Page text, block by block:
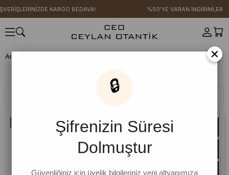
KARGO BEDAVA! %50'YE VARAN İNDİRİMLER
Anasayfa
Salopet & Tulum
×
🔒
Şifrenizin Süresi
Dolmuştur
Güvenliğiniz için üyelik bilgileriniz yeni altyapımıza